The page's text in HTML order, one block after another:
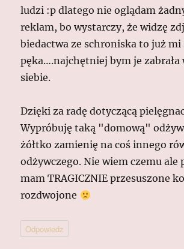
ludzi :p dlatego nie oglądam
reklam, bo wystarczy, że widzę
biedactwa ze schroniska to już mi
pęka….najchętniej bym je zabrała
siebie.
Dzięki za radę dotyczącą
Wypróbuję taką "domową"
żółtko zamienię na coś innego
odżywczego. Nie wiem czemu ale
mam TRAGICZNIE przesuszone
rozdwojone
Odpowiedz